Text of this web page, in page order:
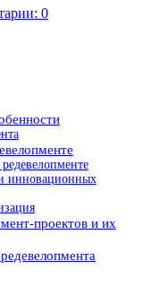
0
инновационных
проектов и их